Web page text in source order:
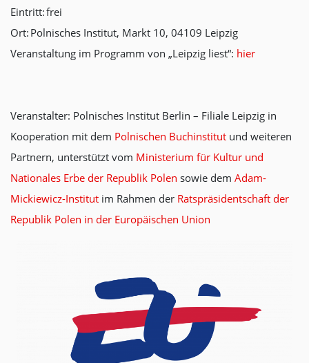
Eintritt: frei
Ort: Polnisches Institut, Markt 10, 04109 Leipzig
Veranstaltung im Programm von „Leipzig liest“: hier
Veranstalter: Polnisches Institut Berlin – Filiale Leipzig in
Kooperation mit dem Polnischen Buchinstitut und weiteren
Partnern, unterstützt vom Ministerium für Kultur und
Nationales Erbe der Republik Polen sowie dem Adam-
Mickiewicz-Institut im Rahmen der Ratspräsidentschaft der
Republik Polen in der Europäischen Union